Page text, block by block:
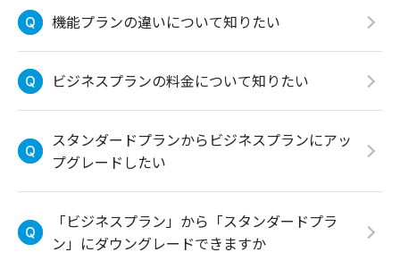
機能プランの違いについて知りたい
ビジネスプランの料金について知りたい
スタンダードプランからビジネスプランにアッ
プグレードしたい
「ビジネスプラン」から「スタンダードプラ
ン」にダウングレードできますか